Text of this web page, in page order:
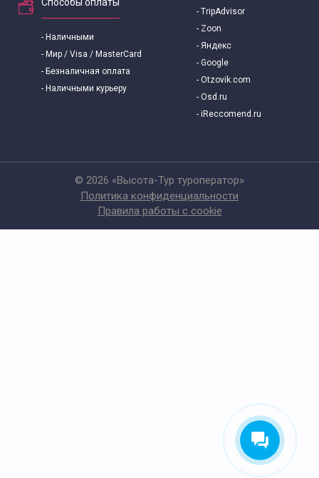
Способы оплаты
- Наличными
- Мир / Visa / MasterCard
- Безналичная оплата
- Наличными курьеру
- TripAdvisor
- Zoon
- Яндекс
- Google
- Otzovik.com
- Osd.ru
- iReccomend.ru
© 2026 «Высота-Тур туроператор»
Политика конфиденциальности
Правила работы с cookie